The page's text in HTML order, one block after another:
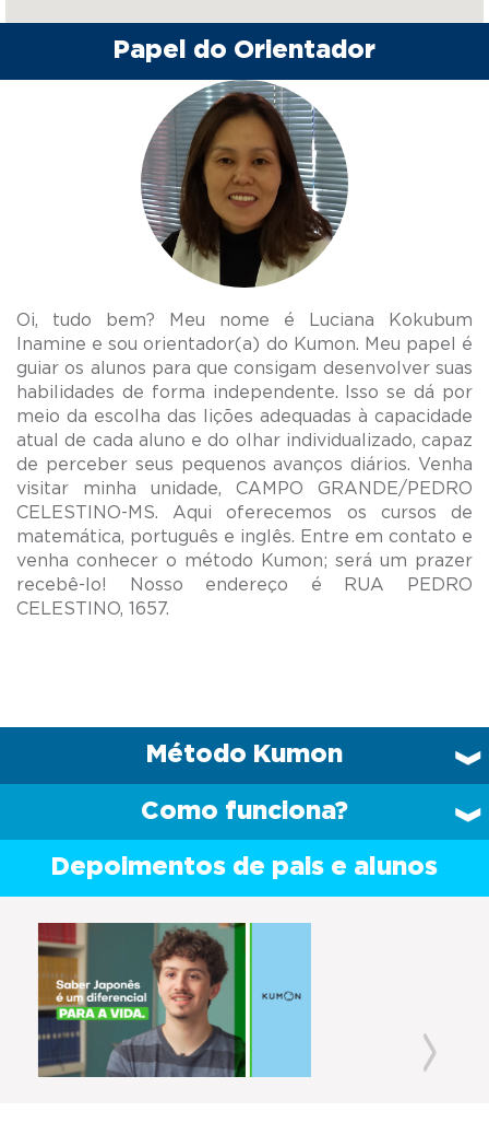
Papel do Orientador
Oi, tudo bem? Meu nome é Luciana Kokubum
Inamine e sou orientador(a) do Kumon. Meu papel é
guiar os alunos para que consigam desenvolver suas
habilidades de forma independente. Isso se dá por
meio da escolha das lições adequadas à capacidade
atual de cada aluno e do olhar individualizado, capaz
de perceber seus pequenos avanços diários. Venha
visitar minha unidade, CAMPO GRANDE/PEDRO
CELESTINO-MS. Aqui oferecemos os cursos de
matemática, português e inglês. Entre em contato e
venha conhecer o método Kumon; será um prazer
recebê-lo! Nosso endereço é RUA PEDRO
Método Kumon
Como funciona?
Depoimentos de pais e alunos
Previous